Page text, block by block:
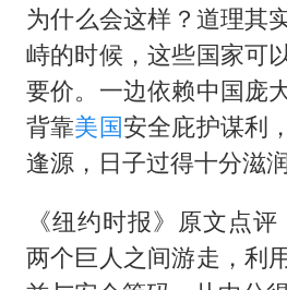
为什么会这样？道理其
峙的时候，这些国家可
要价。一边依赖中国庞
背靠美国安全庇护谋利
逢源，日子过得十分滋润
《纽约时报》原文点
两个巨人之间游走，利